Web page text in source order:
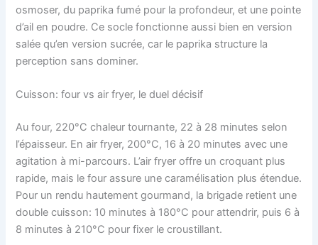
osmoser, du paprika fumé pour la profondeur, et une pointe
d’ail en poudre. Ce socle fonctionne aussi bien en version
salée qu’en version sucrée, car le paprika structure la
perception sans dominer.
Cuisson: four vs air fryer, le duel décisif
Au four, 220°C chaleur tournante, 22 à 28 minutes selon
l’épaisseur. En air fryer, 200°C, 16 à 20 minutes avec une
agitation à mi-parcours. L’air fryer offre un croquant plus
rapide, mais le four assure une caramélisation plus étendue.
Pour un rendu hautement gourmand, la brigade retient une
double cuisson: 10 minutes à 180°C pour attendrir, puis 6 à
8 minutes à 210°C pour fixer le croustillant.